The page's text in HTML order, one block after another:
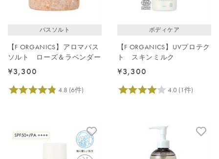
バスソルト
【F ORGANICS】アロマバス
ソルト ローズ＆ラベンダー
¥3,300
ボディケア
【F ORGANICS】UVプロテク
ト スキンミルク
¥3,300